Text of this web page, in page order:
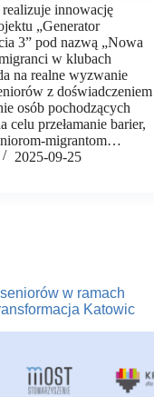
innowację
„Generator
3” pod nazwą „Nowa
w klubach
na realne wyzwanie
z doświadczeniem
osób pochodzących
celu przełamanie barier,
migrantom…
2025-09-25
w ramach
Katowic